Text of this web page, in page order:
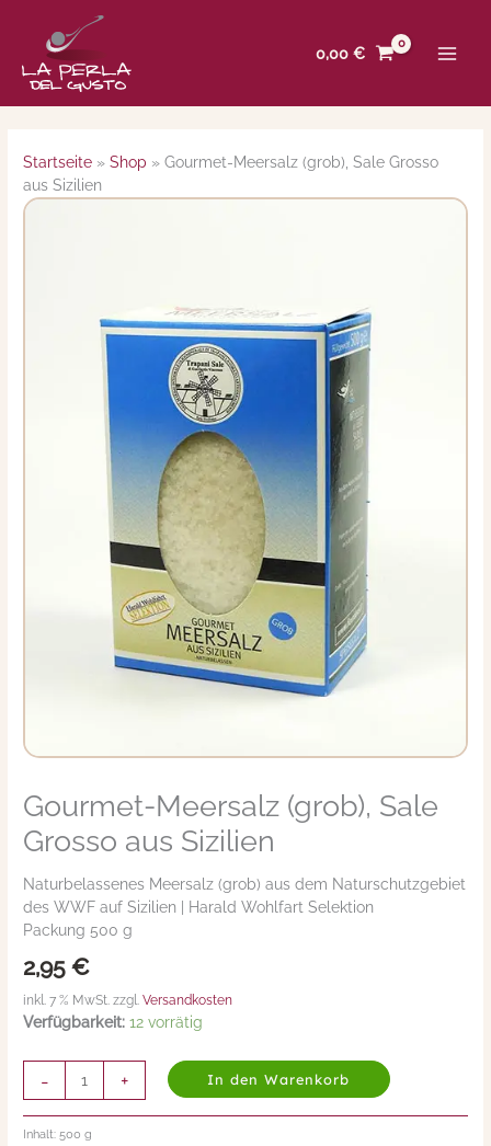
springen
0,00€
Startseite »Shop »Gourmet-Meersalz (grob), Sale Grosso
aus Sizilien
Gourmet-Meersalz (grob), Sale
Grosso aus Sizilien
Naturbelassenes Meersalz (grob) aus dem Naturschutzgebiet
des WWF auf Sizilien | Harald Wohlfart Selektion
Packung 500 g
2,95€
inkl. 7 % MwSt. zzgl.Versandkosten
Verfügbarkeit: 12 vorrätig
-
Gourmet-
Meersalz
(grob),
Grosso
aus
Sizilien
Menge
+ In den Warenkorb
Inhalt: 500g